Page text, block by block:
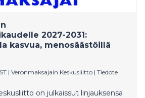
sillä maksimoidaan yritysten
Etla-kolumnissa
ja tutkimusjohtaja
2027-2031:
kasvua, menosäästöillä
| Veronmaksajain Keskusliitto | Tiedote
on julkaissut linjauksensa